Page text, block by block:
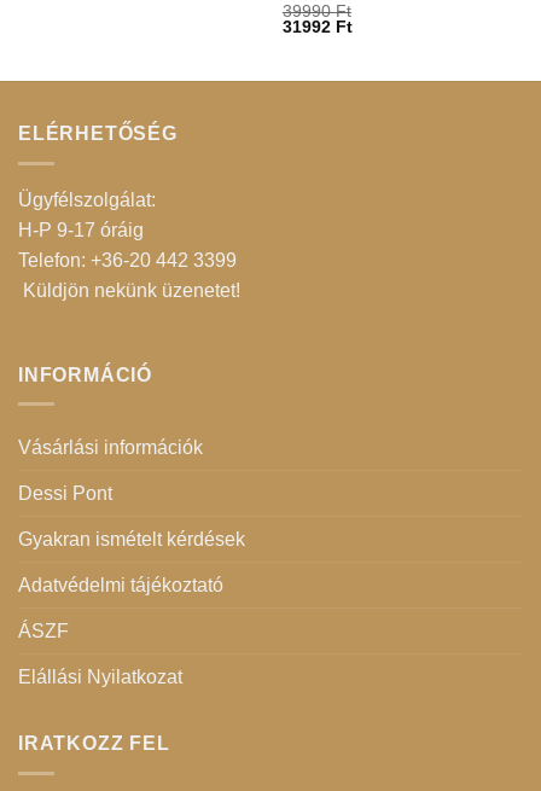
39990Ft
31992 Ft
ELÉRHETŐSÉG
Ügyfélszolgálat:
H-P 9-17 óráig
Telefon: +36-20 442 3399
Küldjön nekünk üzenetet!
INFORMÁCIÓ
Vásárlási információk
Dessi Pont
Gyakran ismételt kérdések
Adatvédelmi tájékoztató
ÁSZF
Elállási Nyilatkozat
IRATKOZZ FEL